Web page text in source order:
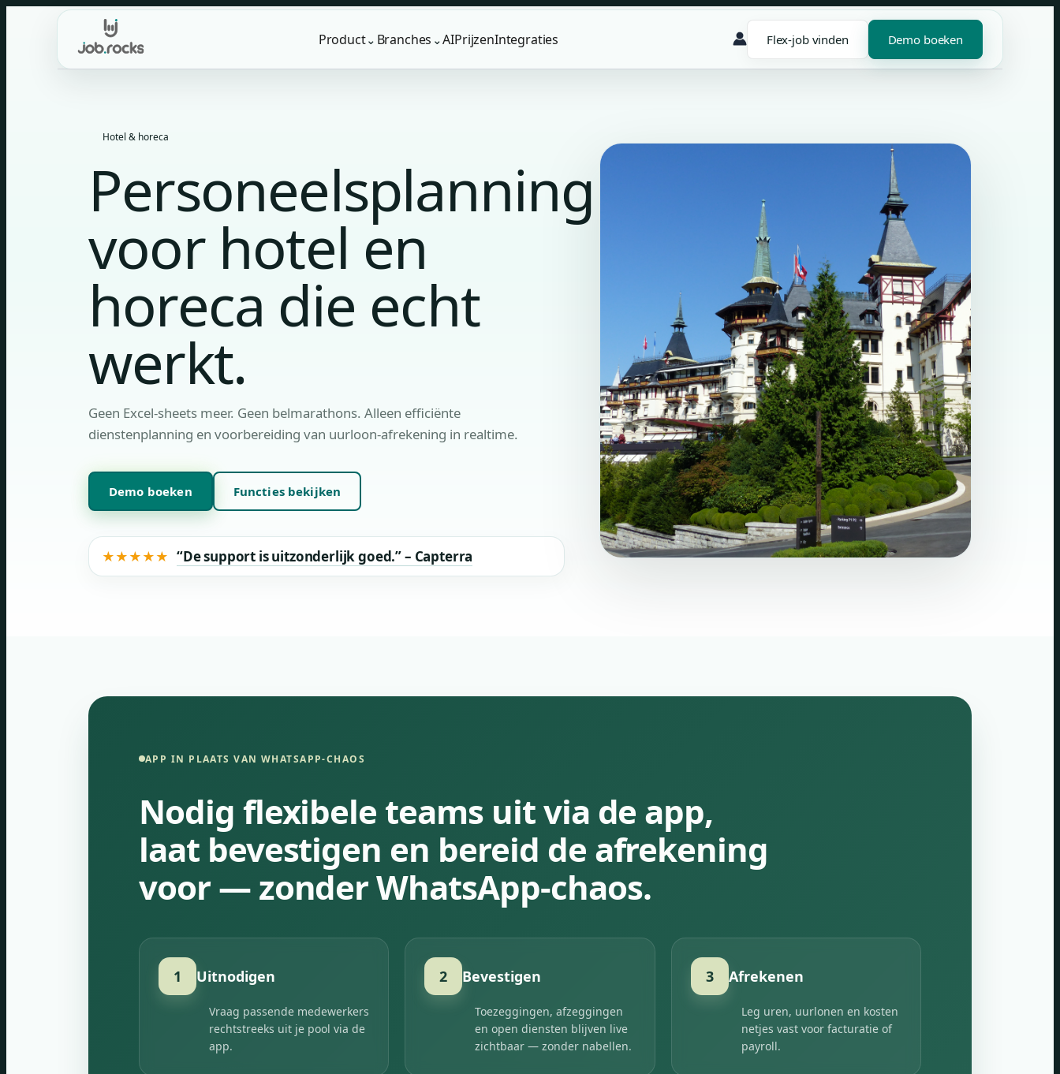
Product⌄ Branches ⌄AIPrijzenIntegraties Flex-job vinden Demo boeken
Hotel & horeca
Personeelsplanning
voor hotel en
horeca die echt
werkt.
Geen Excel-sheets meer. Geen belmarathons. Alleen efficiënte
dienstenplanning en voorbereiding van uurloon-afrekening in realtime.
Demo boeken Functies bekijken
★★★★★ “De support is uitzonderlijk goed.” – Capterra
APP IN PLAATS VAN WHATSAPP-CHAOS
Nodig flexibele teams uit via de app,
laat bevestigen en bereid de afrekening
voor — zonder WhatsApp-chaos.
1 Uitnodigen
Vraag passende medewerkers
rechtstreeks uit je pool via de
app.
2 Bevestigen
Toezeggingen, afzeggingen
en open diensten blijven live
zichtbaar — zonder nabellen.
3 Afrekenen
Leg uren, uurlonen en kosten
netjes vast voor facturatie of
payroll.